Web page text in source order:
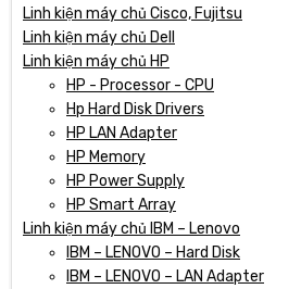
Linh kiện máy chủ Cisco, Fujitsu
Linh kiện máy chủ Dell
Linh kiện máy chủ HP
HP - Processor - CPU
Hp Hard Disk Drivers
HP LAN Adapter
HP Memory
HP Power Supply
HP Smart Array
Linh kiện máy chủ IBM – Lenovo
IBM – LENOVO – Hard Disk
IBM – LENOVO – LAN Adapter